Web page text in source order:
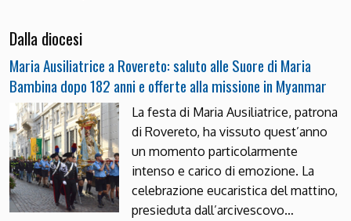
Dalla diocesi
Maria Ausiliatrice a Rovereto: saluto alle Suore di Maria
Bambina dopo 182 anni e offerte alla missione in Myanmar
La festa di Maria Ausiliatrice, patrona
di Rovereto, ha vissuto quest’anno
un momento particolarmente
intenso e carico di emozione. La
celebrazione eucaristica del mattino,
presieduta dall’arcivescovo…